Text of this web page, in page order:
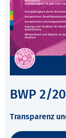
BWP 2/
Transparenz